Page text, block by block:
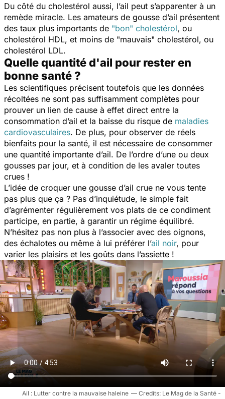
Du côté du cholestérol aussi, l’ail peut s’apparenter à un
remède miracle. Les amateurs de gousse d’ail présentent
des taux plus importants de "bon" cholestérol, ou
cholestérol HDL, et moins de "mauvais" cholestérol, ou
cholestérol LDL.
Quelle quantité d'ail pour rester en
bonne santé ?
Les scientifiques précisent toutefois que les données
récoltées ne sont pas suffisamment complètes pour
prouver un lien de cause à effet direct entre la
consommation d’ail et la baisse du risque de maladies
cardiovasculaires. De plus, pour observer de réels
bienfaits pour la santé, il est nécessaire de consommer
une quantité importante d’ail. De l’ordre d’une ou deux
gousses par jour, et à condition de les avaler toutes
crues !
L’idée de croquer une gousse d’ail crue ne vous tente
pas plus que ça ? Pas d’inquiétude, le simple fait
d’agrémenter régulièrement vos plats de ce condiment
participe, en partie, à garantir un régime équilibré.
N’hésitez pas non plus à l’associer avec des oignons,
des échalotes ou même à lui préférer l’ail noir, pour
varier les plaisirs et les goûts dans l’assiette !
Ail : Lutter contre la mauvaise haleine Le Mag de la Santé -